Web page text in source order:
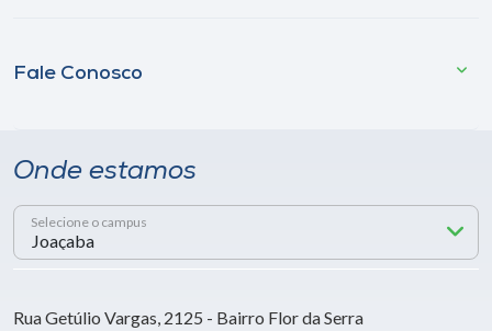
Fale Conosco
Onde estamos
Selecione o campus
Rua Getúlio Vargas, 2125 - Bairro Flor da Serra